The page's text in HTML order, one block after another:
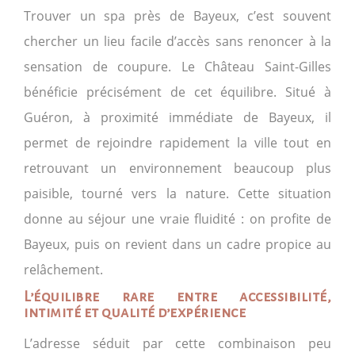
Trouver un spa près de Bayeux, c’est souvent
chercher un lieu facile d’accès sans renoncer à la
sensation de coupure. Le Château Saint-Gilles
bénéficie précisément de cet équilibre. Situé à
Guéron, à proximité immédiate de Bayeux, il
permet de rejoindre rapidement la ville tout en
retrouvant un environnement beaucoup plus
paisible, tourné vers la nature. Cette situation
donne au séjour une vraie fluidité : on profite de
Bayeux, puis on revient dans un cadre propice au
relâchement.
L’équilibre rare entre accessibilité,
intimité et qualité d’expérience
L’adresse séduit par cette combinaison peu